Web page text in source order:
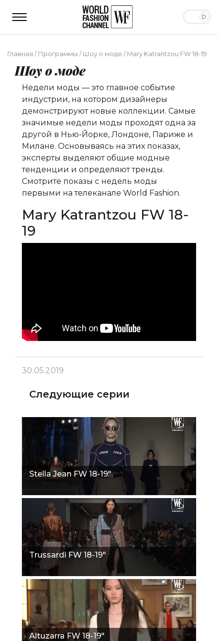
Главная /Программы /Шоу о моде /Mary Katrantzou FW 18-19
Шоу о моде
Недели моды — это главное событие
индустрии, на котором дизайнеры
демонстрируют новые коллекции. Самые
значимые недели моды проходят одна за
другой в Нью-Йорке, Лондоне, Париже и
Милане. Основываясь на этих показах,
эксперты выделяют общие модные
тенденции и определяют тренды.
Смотрите показы с недель моды
первыми на телеканале World Fashion.
Mary Katrantzou FW 18-
19
30.05.2019
Следующие серии
Stella Jean FW 18-19"
Trussardi FW 18-19"
Altuzarra FW 18-19"